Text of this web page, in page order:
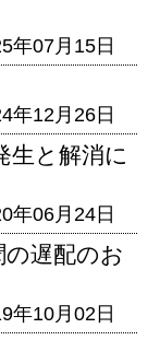
年07月15日
年12月26日
生と解消に
年06月24日
の遅配のお
年10月02日